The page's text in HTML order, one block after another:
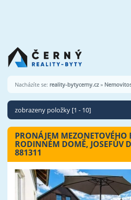
Nacházíte se: reality-bytycerny.cz »
zobrazeny položky [1 - 10]
PRONÁJEM MEZONETOVÉHO
RODINNÉM DOMĚ, JOSEFŮV
881311